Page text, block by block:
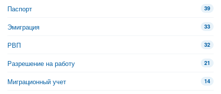
Паспорт 39
Эмиграция 33
РВП 32
Разрешение на работу 21
Миграционный учет 14